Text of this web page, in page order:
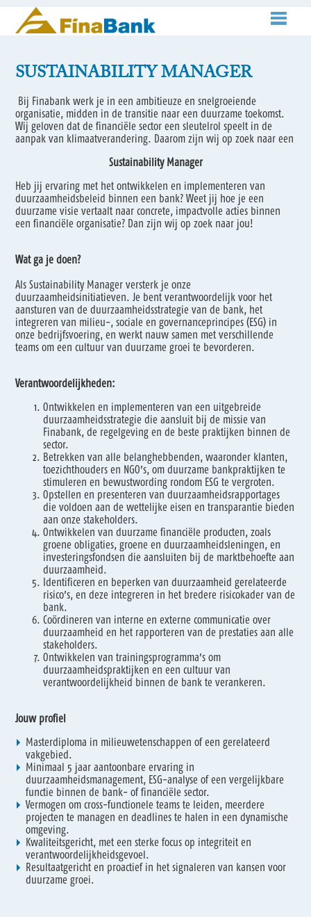
SUSTAINABILITY MANAGER
Bij Finabank werk je in een ambitieuze en snelgroeiende
organisatie, midden in de transitie naar een duurzame toekomst.
Wij geloven dat de financiële sector een sleutelrol speelt in de
aanpak van klimaatverandering. Daarom zijn wij op zoek naar een
Sustainability Manager
Heb jij ervaring met het ontwikkelen en implementeren van
duurzaamheidsbeleid binnen een bank? Weet jij hoe je een
duurzame visie vertaalt naar concrete, impactvolle acties binnen
een financiële organisatie? Dan zijn wij op zoek naar jou!
Wat ga je doen?
Als Sustainability Manager versterk je onze
duurzaamheidsinitiatieven. Je bent verantwoordelijk voor het
aansturen van de duurzaamheidsstrategie van de bank, het
integreren van milieu-, sociale en governanceprincipes (ESG) in
onze bedrijfsvoering, en werkt nauw samen met verschillende
teams om een cultuur van duurzame groei te bevorderen.
Verantwoordelijkheden:
Ontwikkelen en implementeren van een uitgebreide
duurzaamheidsstrategie die aansluit bij de missie van
Finabank, de regelgeving en de beste praktijken binnen de
sector.
Betrekken van alle belanghebbenden, waaronder klanten,
toezichthouders en NGO’s, om duurzame bankpraktijken te
stimuleren en bewustwording rondom ESG te vergroten.
Opstellen en presenteren van duurzaamheidsrapportages
die voldoen aan de wettelijke eisen en transparantie bieden
aan onze stakeholders.
Ontwikkelen van duurzame financiële producten, zoals
groene obligaties, groene en duurzaamheidsleningen, en
investeringsfondsen die aansluiten bij de marktbehoefte aan
duurzaamheid.
Identificeren en beperken van duurzaamheid gerelateerde
risico’s, en deze integreren in het bredere risicokader van de
bank.
Coördineren van interne en externe communicatie over
duurzaamheid en het rapporteren van de prestaties aan alle
stakeholders.
Ontwikkelen van trainingsprogramma’s om
duurzaamheidspraktijken en een cultuur van
verantwoordelijkheid binnen de bank te verankeren.
Jouw profiel
Masterdiploma in milieuwetenschappen of een gerelateerd
vakgebied.
Minimaal 5 jaar aantoonbare ervaring in
duurzaamheidsmanagement, ESG-analyse of een vergelijkbare
functie binnen de bank- of financiële sector.
Vermogen om cross-functionele teams te leiden, meerdere
projecten te managen en deadlines te halen in een dynamische
omgeving.
Kwaliteitsgericht, met een sterke focus op integriteit en
verantwoordelijkheidsgevoel.
Resultaatgericht en proactief in het signaleren van kansen voor
duurzame groei.